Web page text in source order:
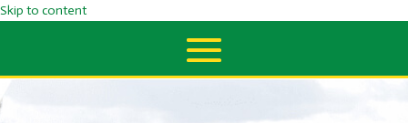
Skip to content